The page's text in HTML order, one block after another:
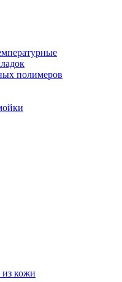
полимеров
из кожи